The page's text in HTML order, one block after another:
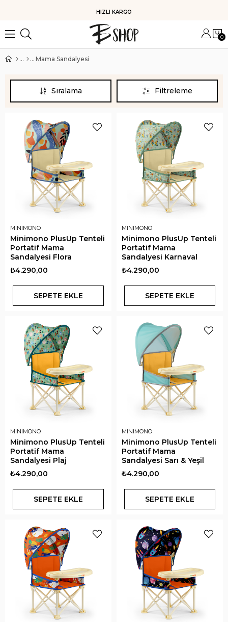
KOLAY İADE
0
Mama Sandalyesi
Filtreleme
Sıralama
MINIMONO
Minimono PlusUp Tenteli
Portatif Mama
Sandalyesi Flora
₺4.290,00
SEPETE EKLE
MINIMONO
Minimono PlusUp Tenteli
Portatif Mama
Sandalyesi Karnaval
₺4.290,00
SEPETE EKLE
MINIMONO
Minimono PlusUp Tenteli
Portatif Mama
Sandalyesi Plaj
₺4.290,00
SEPETE EKLE
MINIMONO
Minimono PlusUp Tenteli
Portatif Mama
Sandalyesi Sarı & Yeşil
₺4.290,00
SEPETE EKLE